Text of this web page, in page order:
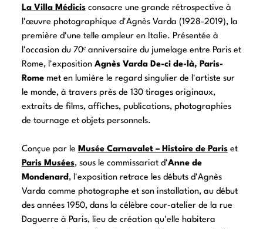
La Villa Médicisconsacre une grande rétrospective à
l'œuvre photographique d'Agnès Varda (1928-2019), la
première d'une telle ampleur en Italie. Présentée à
l'occasion du 70ᵉ anniversaire du jumelage entre Paris et
Rome, l'exposition Agnès Varda De-ci de-là, Paris-
Romemet en lumière le regard singulier de l'artiste sur
le monde, à travers près de 130 tirages originaux,
extraits de films, affiches, publications, photographies
de tournage et objets personnels.
Conçue par le Musée Carnavalet – Histoire de Pariset
Paris Musées, sous le commissariat d'Anne de
Mondenard, l'exposition retrace les débuts d'Agnès
Varda comme photographe et son installation, au début
des années 1950, dans la célèbre cour-atelier de la rue
Daguerre à Paris, lieu de création qu'elle habitera